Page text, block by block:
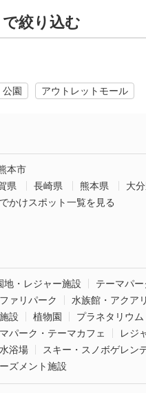
絞り込む
公園 アウトレットモール
本市
県 長崎県 熊本県 大
かけスポット一覧を見る
地・レジャー施設
テーマパ
ァリパーク
水族館・アクア
設
植物園 プラネタリウ
パーク・テーマカフェ
レジ
浴場
スキー・スノボゲレン
ズメント施設